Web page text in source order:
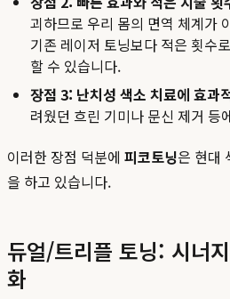
괴하므로 우리 몸의 면역 체계가
기존 레이저 토닝보다 적은 횟수
할 수 있습니다.
장점 3: 난치성 색소 치료에 효과
려웠던 흐린 기미나 문신 제거 등
이러한 장점 덕분에 피코토닝은 현대
을 하고 있습니다.
듀얼/트리플 토닝: 시너
화